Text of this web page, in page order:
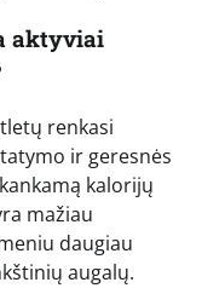
aktyviai
renkasi
ir geresnės
kalorijų
mažiau
daugiau
augalų.